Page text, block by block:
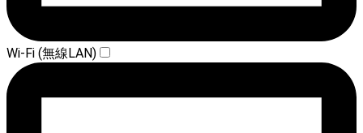
Wi-Fi (無線LAN)